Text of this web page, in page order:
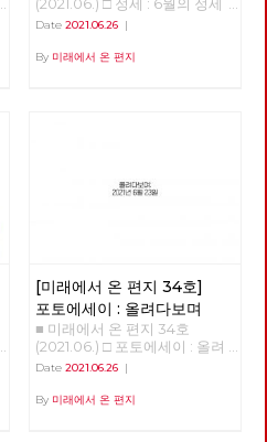
년 전부터 현생인류가 지구상에
살았다. 현생인류는 우리와 같은
유전자와 신체구조를 가지고 있
다. 수렵 채집 생활을 한 것은 머
상승해 지금과 같은 대륙 모양이
에서 태어난 현생 인류가 전세계
에 지금 같은 문명을 형성하며
살고 있다. 우리가 사는 지금을
신생대 제4기 가운데 충적세라
고 부르는 것은 이렇게 충적 평
야가 생겨난 까닭이다. 한데 지
후 급상승하고 있다. 또 이산화
(2021.06.) □ 정세 : 6월의 정세
정세 (2) - ‘국가의 귀환’이 가리
작과 함께 번지기 시작한 코로나
미국의 허리케인과도 같은 의외
의 변화를 일으키기도 했다. 아
어났으며, 완전하다고 할 수는
없지만 예방백신과 치료제들이
만들어졌다. 또한, 어떤 방역체
계가 잘 작동하는지 아닌 지를
판별할 수 있는 경험들도 쌓이기
시작했다. 그와 함께, 이 바이러
스의 창궐이 우리의 삶에 어떤
변화를 가져올까 하는 점에 대한
Date 2021.06.26|
By 미래에서 온 편지
[미래에서 온 편지 34호]
포토에세이 : 올려다보며
■ 미래에서 온 편지 34호
(2021.06.) □ 포토에세이 : 올려
다보며 <작성: 이용규>
Date 2021.06.26|
By 미래에서 온 편지